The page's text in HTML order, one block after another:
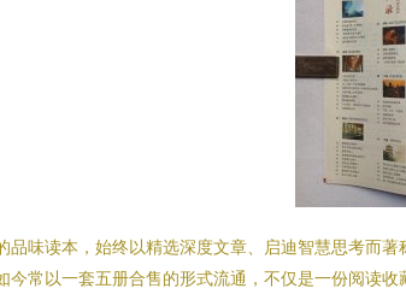
品味读本，始终以精选深度文章、启迪智慧思考
今常以一套五册合售的形式流通，不仅是一份阅读